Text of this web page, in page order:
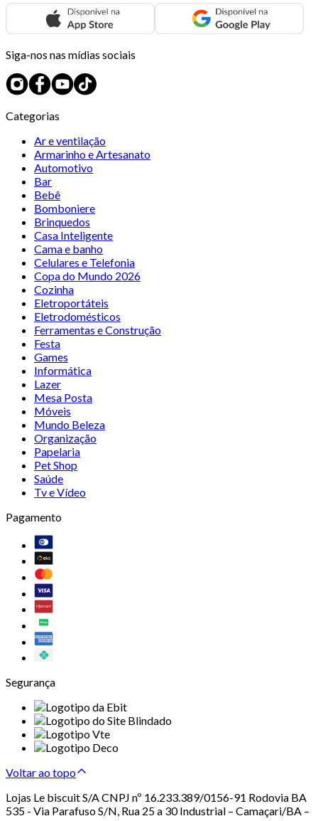
Siga-nos nas mídias sociais
Categorias
Ar e ventilação
Armarinho e Artesanato
Automotivo
Bar
Bebê
Bomboniere
Brinquedos
Casa Inteligente
Cama e banho
Celulares e Telefonia
Copa do Mundo 2026
Cozinha
Eletroportáteis
Eletrodomésticos
Ferramentas e Construção
Festa
Games
Informática
Lazer
Mesa Posta
Móveis
Mundo Beleza
Organização
Papelaria
Pet Shop
Saúde
Tv e Vídeo
Pagamento
Segurança
Voltar ao topo
Lojas Le biscuit S/A CNPJ nº 16.233.389/0156-91 Rodovia BA
535 - Via Parafuso S/N, Rua 25 a 30 Industrial – Camaçari/BA –